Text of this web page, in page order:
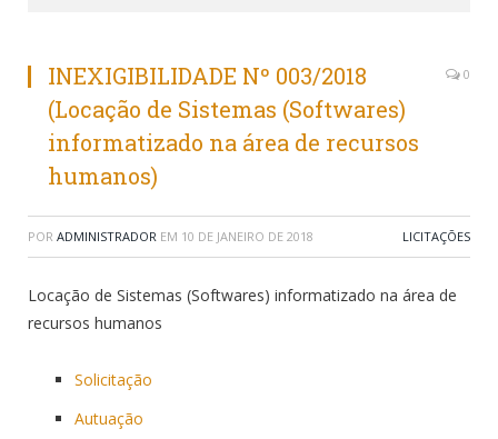
INEXIGIBILIDADE Nº 003/2018
(Locação de Sistemas (Softwares)
informatizado na área de recursos
humanos)
0
POR ADMINISTRADOR EM 10 DE JANEIRO DE 2018 LICITAÇÕES
Locação de Sistemas (Softwares) informatizado na área de
recursos humanos
Solicitação
Autuação